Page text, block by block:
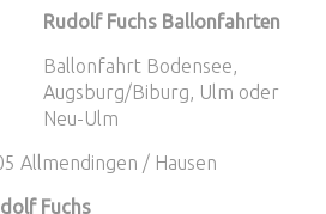
Rudolf Fuchs Ballonfahrten
Ballonfahrt Bodensee,
Augsburg/Biburg, Ulm oder
Neu-Ulm
Allmendingen / Hausen
Fuchs